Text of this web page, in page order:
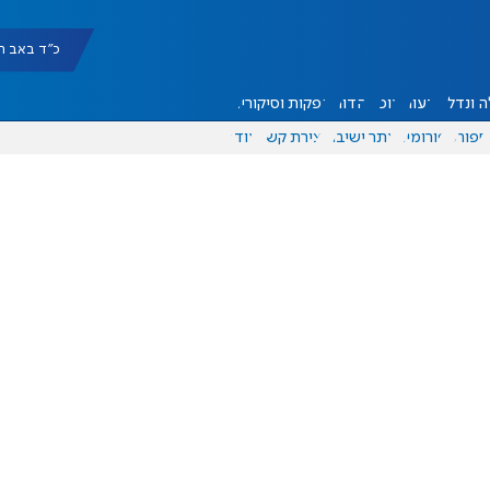
כ"ד באב תשפ"ו
ונדל"ן דעות אוכל יהדות הפקות וסיקורים
ספורט פורומים אתר ישיבה יצירת קשר עוד